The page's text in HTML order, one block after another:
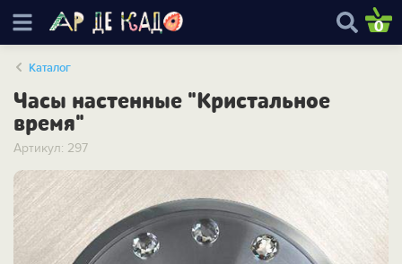
0
Каталог
Часы настенные "Кристальное
время"
Артикул: 297